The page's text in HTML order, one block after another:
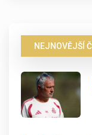
NEJNOVĚJŠÍ